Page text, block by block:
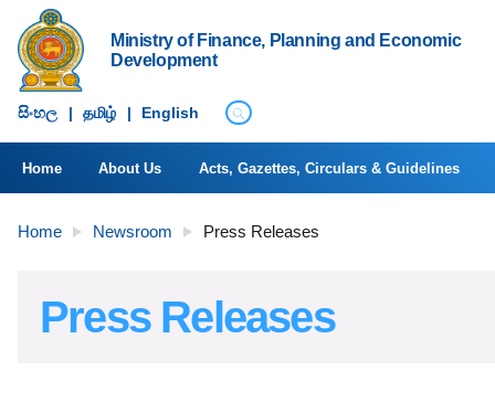
Ministry of Finance, Planning and Economic
Development
සිංහ​ල | தமிழ் | English
Home About Us Acts, Gazettes, Circulars & Guidelines
Home Newsroom Press Releases
Press Releases